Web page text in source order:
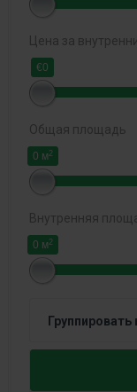
Цена за
€0
Общая площадь
0 м 2
Внутренняя
0 м 2